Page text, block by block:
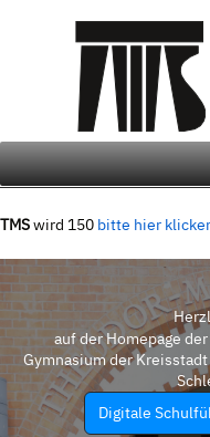
TMSwird 150 bitte hier
auf der Homepage
Gymnasium der
Digitale